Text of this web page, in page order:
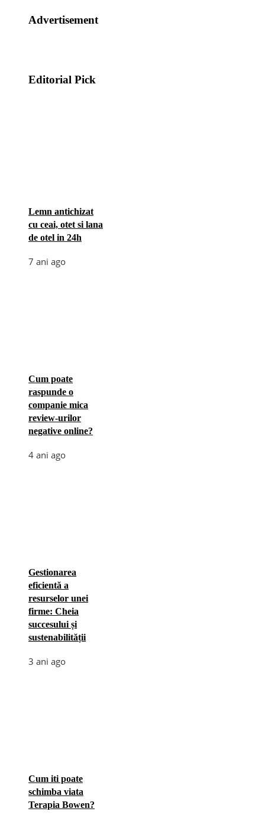
Advertisement
Editorial Pick
Lemn antichizat
cu ceai, otet si lana
de otel in 24h
7 ani ago
Cum poate
raspunde o
companie mica
review-urilor
negative online?
4 ani ago
Gestionarea
eficientă a
resurselor unei
firme: Cheia
succesului și
sustenabilității
3 ani ago
Cum iti poate
schimba viata
Terapia Bowen?